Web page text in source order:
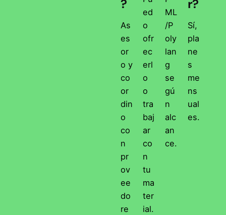
?
As
es
or
o y
co
or
din
o
co
n
pr
ov
ee
do
re
ed
o
ofr
ec
erl
o
o
tra
baj
ar
co
n
tu
ma
ter
ial.
ML
/P
oly
lan
g
se
gú
n
alc
an
ce.
r?
Sí,
pla
ne
s
me
ns
ual
es.